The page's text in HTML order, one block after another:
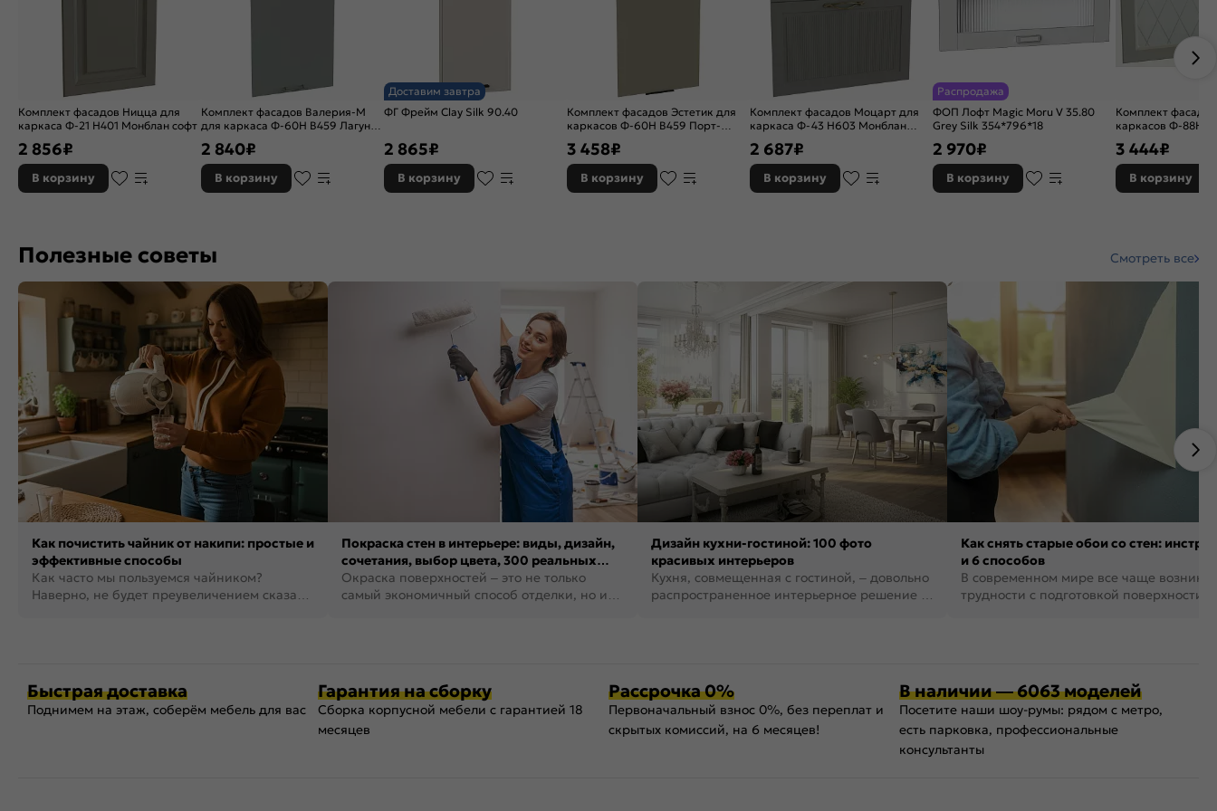
Комплект фасадов Ницца для
каркаса Ф-21 Н401 Монблан софт
2 856₽
В корзину
Комплект фасадов Валерия-М
для каркаса Ф-60Н В459 Лагуна
2 840₽
В корзину
Доставим завтра
ФГ Фрейм Clay Silk 90.40
2 865₽
В корзину
Комплект фасадов Эстетик для
каркасов Ф-60Н В459 Порт-
3 458₽
В корзину
Комплект фасадов Моцарт для
каркаса Ф-43 Н603 Монблан
2 687₽
В корзину
Распродажа
ФОП Лофт Magic Moru V 35.80
Grey Silk 354*796*18
2 970₽
В корзину
Комплект
каркасов Ф-88Н
3 444₽
В корзину
Полезные советы Смотреть все
Как почистить чайник от накипи: простые и
эффективные способы
Как часто мы пользуемся чайником?
Наверно, не будет преувеличением сказать,
Покраска стен в интерьере: виды, дизайн,
сочетания, выбор цвета, 300 реальных
фото
Окраска поверхностей – это не только
самый экономичный способ отделки, но и
Дизайн кухни-гостиной: 100 фото
красивых интерьеров
Кухня, совмещенная с гостиной, – довольно
распространенное интерьерное решение в
Как снять старые обои со стен:
и 6 способов
В современном мире все чаще
трудности с подготовкой поверхности
Быстрая доставка
Поднимем на этаж, соберём мебель для вас
Гарантия на сборку
Сборка корпусной мебели с гарантией 18
месяцев
Рассрочка 0%
Первоначальный взнос 0%, без переплат и
скрытых комиссий, на 6 месяцев!
В наличии — 6063 моделей
Посетите наши шоу-румы: рядом с метро,
есть парковка, профессиональные
консультанты